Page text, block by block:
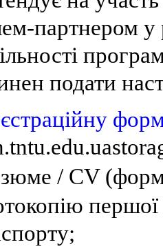
партнером у
подати
/ CV
першої